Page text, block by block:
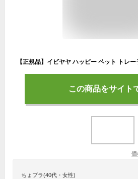
この商品をサイト
価
ちょプラ(40代・女性)